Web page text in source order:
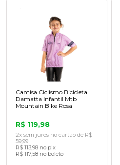
Camisa Ciclismo Bicicleta
Damatta Infantil Mtb
Mountain Bike Rosa
R$ 119,98
2x sem juros no cartão de R$
59,99
R$ 113,98 no pix
R$ 117,58 no boleto